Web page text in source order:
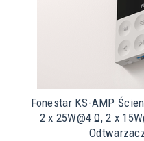
Fonestar KS-AMP
2 x 25W@4 Ω, 2 x